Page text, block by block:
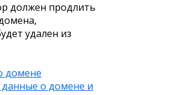
должен продлить
удален из
домене
о домене и